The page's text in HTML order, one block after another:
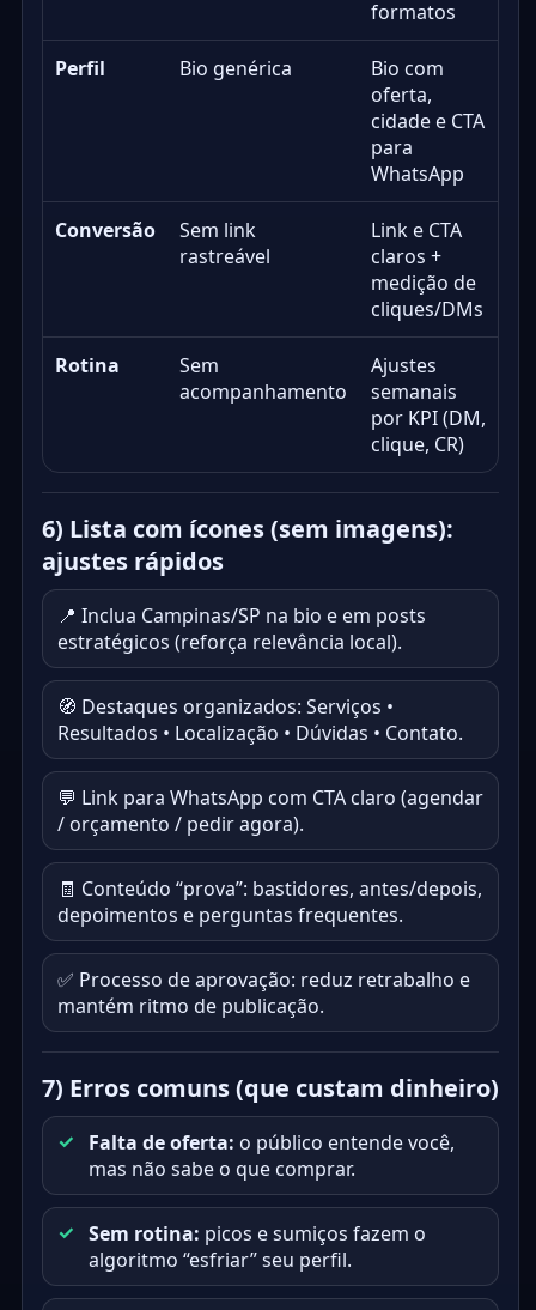
formatos
Perfil Bio genérica
Bio com
oferta,
cidade e CTA
para
WhatsApp
Conversão
Sem link
rastreável
Link e CTA
claros +
medição de
cliques/DMs
Rotina
Sem
acompanhamento
Ajustes
semanais
por KPI (DM,
clique, CR)
6) Lista com ícones (sem imagens):
ajustes rápidos
📍 Inclua Campinas/SP na bio e em posts
estratégicos (reforça relevância local).
🧭 Destaques organizados: Serviços •
Resultados • Localização • Dúvidas • Contato.
💬 Link para WhatsApp com CTA claro (agendar
/ orçamento / pedir agora).
🧾 Conteúdo “prova”: bastidores, antes/depois,
depoimentos e perguntas frequentes.
✅ Processo de aprovação: reduz retrabalho e
mantém ritmo de publicação.
7) Erros comuns (que custam dinheiro)
Falta de oferta: o público entende você,
mas não sabe o que comprar.
Sem rotina: picos e sumiços fazem o
algoritmo “esfriar” seu perfil.